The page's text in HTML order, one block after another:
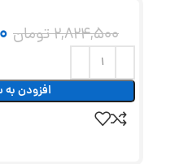
2,824,500تومان
افزودن به